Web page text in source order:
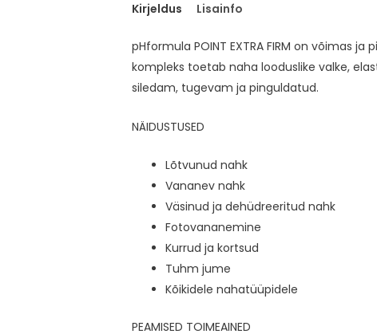
Kirjeldus Lisainfo
pHformula POINT EXTRA FIRM on võimas
kompleks toetab naha looduslike valke,
siledam, tugevam ja pinguldatud.
NÄIDUSTUSED
Lõtvunud nahk
Vananev nahk
Väsinud ja dehüdreeritud nahk
Fotovananemine
Kurrud ja kortsud
Tuhm jume
Kõikidele nahatüüpidele
PEAMISED TOIMEAINED